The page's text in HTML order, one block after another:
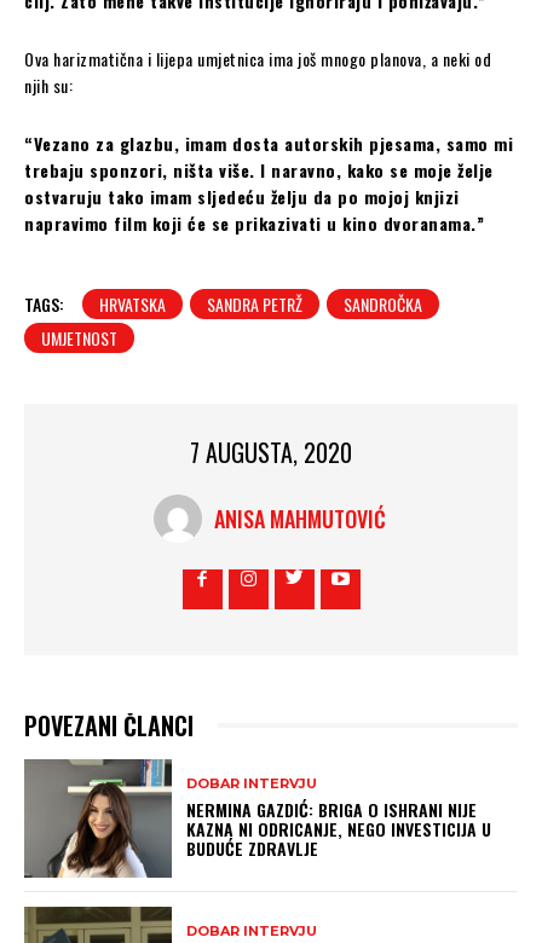
Ova harizmatična i lijepa umjetnica ima još mnogo planova, a neki od
njih su:
“Vezano za glazbu, imam dosta autorskih pjesama, samo mi
trebaju sponzori, ništa više. I naravno, kako se moje želje
ostvaruju tako imam sljedeću želju da po mojoj knjizi
napravimo film koji će se prikazivati u kino dvoranama.”
TAGS: HRVATSKA SANDRA PETRŽ
SANDROČKA
UMJETNOST
7 AUGUSTA, 2020
ANISA MAHMUTOVIĆ
POVEZANI ČLANCI
DOBAR INTERVJU
NERMINA GAZDIĆ: BRIGA O ISHRANI NIJE
KAZNA NI ODRICANJE, NEGO INVESTICIJA U
BUDUĆE ZDRAVLJE
DOBAR INTERVJU